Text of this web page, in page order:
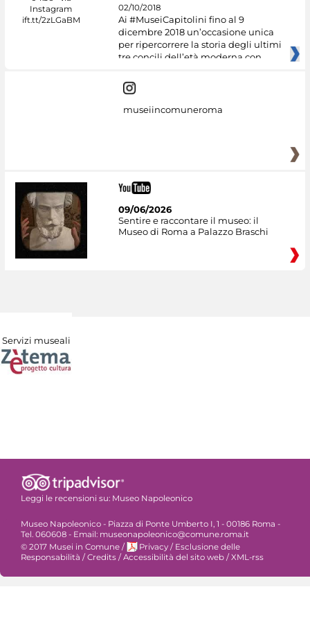
02/10/2018
Ai #MuseiCapitolini fino al 9
dicembre 2018 un’occasione unica
per ripercorrere la storia degli ultimi
tre concili dell’età moderna con
museiincomuneroma
09/06/2026
Sentire e raccontare il museo: il
Museo di Roma a Palazzo Braschi
Servizi museali
Leggi le recensioni su: Museo Napoleonico
Museo Napoleonico - Piazza di Ponte Umberto I, 1 - 00186 Roma -
Tel. 060608 - Email: museonapoleonico@comune.roma.it
© 2017 Musei in Comune / Privacy / Esclusione delle
Responsabilità /Credits /Accessibilità del sito web /XML-rss